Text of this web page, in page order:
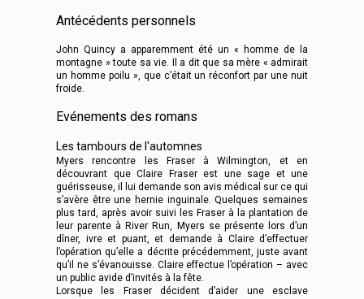
Antécédents personnels
John Quincy a apparemment été un « homme de la
montagne » toute sa vie. Il a dit que sa mère « admirait
un homme poilu », que c’était un réconfort par une nuit
froide.
Evénements des romans
Les tambours de l'automnes
Myers rencontre les Fraser à Wilmington, et en
découvrant que Claire Fraser est une sage et une
guérisseuse, il lui demande son avis médical sur ce qui
s’avère être une hernie inguinale. Quelques semaines
plus tard, après avoir suivi les Fraser à la plantation de
leur parente à River Run, Myers se présente lors d’un
dîner, ivre et puant, et demande à Claire d’effectuer
l’opération qu’elle a décrite précédemment, juste avant
qu’il ne s’évanouisse. Claire effectue l’opération – avec
un public avide d’invités à la fête.
Lorsque les Fraser décident d’aider une esclave